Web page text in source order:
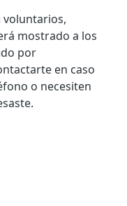
voluntarios,
mostrado a los
por
en caso
o necesiten